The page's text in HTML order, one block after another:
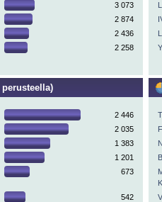
3 073
2 874
2 436
2 258
perusteella)
2 446
2 035
1 383
1 201
673
542